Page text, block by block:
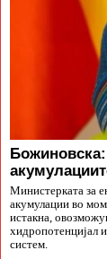
Министерката за
акумулации во
истакна,
хидропотенцијал
систем.